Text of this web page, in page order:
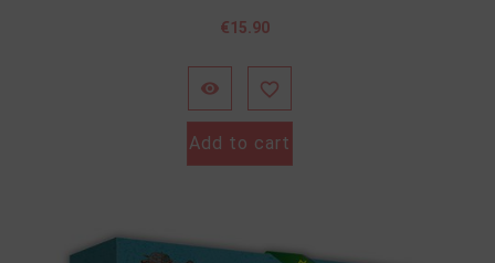
價
€15.90
 
Add to cart